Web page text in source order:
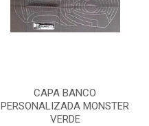
CAPA BANCO
PERSONALIZADA MONSTER
VERDE